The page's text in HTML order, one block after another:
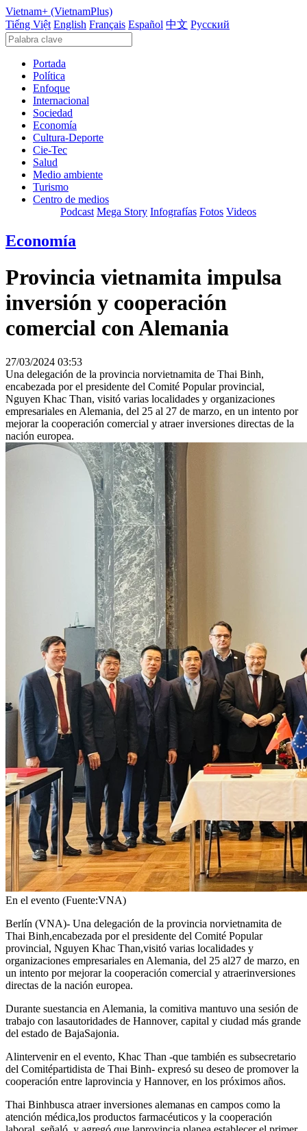
Vietnam+ (VietnamPlus)
Tiếng Việt English Français Español 中文 Русский
Portada
Política
Enfoque
Internacional
Sociedad
Economía
Cultura-Deporte
Cie-Tec
Salud
Medio ambiente
Turismo
Centro de medios
Podcast Mega Story Infografías Fotos Videos
Economía
Provincia vietnamita impulsa
inversión y cooperación
comercial con Alemania
27/03/2024 03:53
Una delegación de la provincia norvietnamita de Thai Binh,
encabezada por el presidente del Comité Popular provincial,
Nguyen Khac Than, visitó varias localidades y organizaciones
empresariales en Alemania, del 25 al 27 de marzo, en un intento por
mejorar la cooperación comercial y atraer inversiones directas de la
nación europea.
En el evento (Fuente:VNA)
Berlín (VNA)- Una delegación de la provincia norvietnamita de
Thai Binh,encabezada por el presidente del Comité Popular
provincial, Nguyen Khac Than,visitó varias localidades y
organizaciones empresariales en Alemania, del 25 al27 de marzo, en
un intento por mejorar la cooperación comercial y atraerinversiones
directas de la nación europea.
Durante suestancia en Alemania, la comitiva mantuvo una sesión de
trabajo con lasautoridades de Hannover, capital y ciudad más grande
del estado de BajaSajonia.
Alintervenir en el evento, Khac Than -que también es subsecretario
del Comitépartidista de Thai Binh- expresó su deseo de promover la
cooperación entre laprovincia y Hannover, en los próximos años.
Thai Binhbusca atraer inversiones alemanas en campos como la
atención médica,los productos farmacéuticos y la cooperación